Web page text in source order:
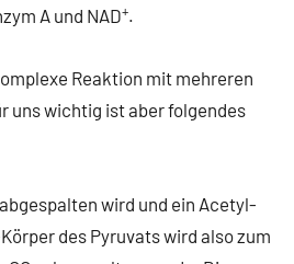
A und NAD+.
Reaktion mit mehreren
uns wichtig ist aber folgendes
abgespalten wird und ein Acetyl-
des Pyruvats wird also zum